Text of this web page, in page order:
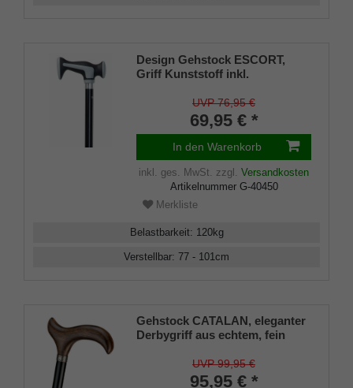
Design Gehstock ESCORT,
Griff Kunststoff inkl.
Leichtmetall, verstellbar 77-
101cm, inkl. Gummipuffer
UVP 76,95 €
69,95 € *
In den Warenkorb
inkl. ges. MwSt. zzgl. Versandkosten
Artikelnummer G-40450
Merkliste
Belastbarkeit: 120kg
Verstellbar: 77 - 101 cm
Gehstock CATALAN, eleganter
Derbygriff aus echtem, fein
geflammt, aufgesetzt mit
Silber-Schmuckring auf einen
UVP 99,95 €
95,95 € *